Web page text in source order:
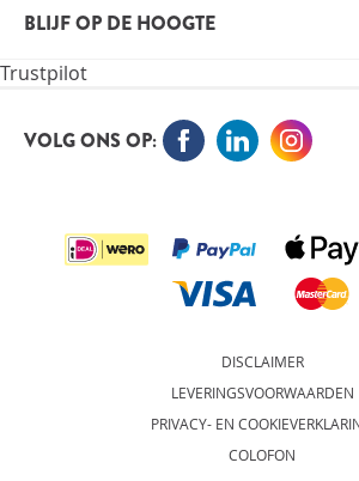
VACATURES
ORTHOKENNIS
BLIJF OP DE HOOGTE
MELD JE NU AAN VOOR DE
AANMELDEN
Trustpilot
VOLG ONS OP:
DISCLAIMER
LEVERINGSVOORWAARDEN
PRIVACY- EN
COLOFON